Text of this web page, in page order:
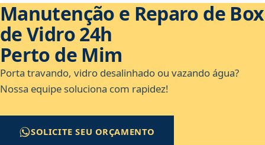
Manutenção e Reparo de Box
de Vidro 24h
Perto de Mim
Porta travando, vidro desalinhado ou vazando água?
Nossa equipe soluciona com rapidez!
SOLICITE SEU ORÇAMENTO